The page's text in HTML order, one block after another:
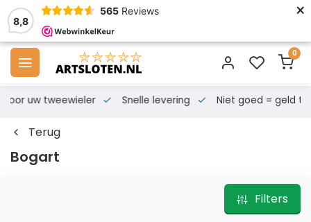
8,8
565 Reviews ×
0
voor uw tweewieler Snelle levering Niet goed = geld
Terug
Bogart
Filters